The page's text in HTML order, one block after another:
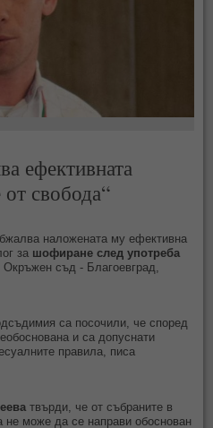
ефективната
свобода“
наложената му ефективна
за шофиране след употреба
Окръжен съд - Благоевград,
са посочили, че според
и са допуснати
правила, писа
твърди, че от събраните в
не може да се направи обоснован